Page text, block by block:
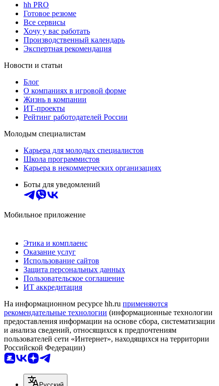
hh PRO
Готовое резюме
Все сервисы
Хочу у вас работать
Производственный календарь
Экспертная рекомендация
Новости и статьи
Блог
О компаниях в игровой форме
Жизнь в компании
ИТ-проекты
Рейтинг работодателей России
Молодым специалистам
Карьера для молодых специалистов
Школа программистов
Карьера в некоммерческих организациях
Боты для уведомлений
Мобильное приложение
Этика и комплаенс
Оказание услуг
Использование сайтов
Защита персональных данных
Пользовательское соглашение
ИТ аккредитация
На информационном ресурсе hh.ru применяются
рекомендательные технологии (информационные технологии
предоставления информации на основе сбора, систематизации
и анализа сведений, относящихся к предпочтениям
пользователей сети «Интернет», находящихся на территории
Российской Федерации)